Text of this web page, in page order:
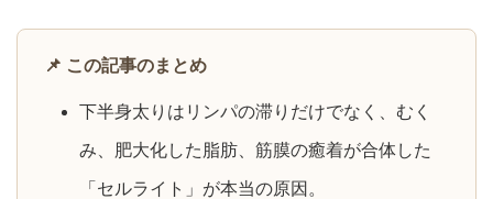
📌 この記事のまとめ
下半身太りはリンパの滞りだけでなく、むく
み、肥大化した脂肪、筋膜の癒着が合体した
「セルライト」が本当の原因。